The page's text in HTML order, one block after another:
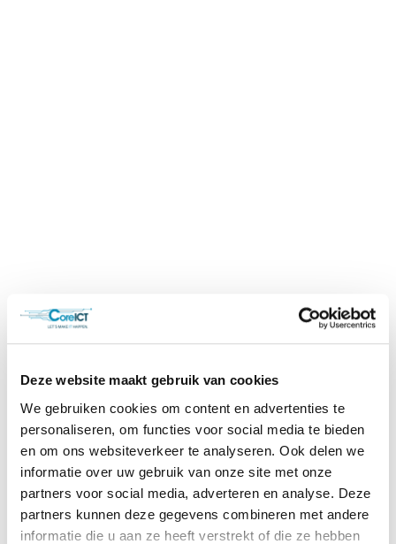
Deze website maakt gebruik van cookies
We gebruiken cookies om content en advertenties te
personaliseren, om functies voor social media te bieden
en om ons websiteverkeer te analyseren. Ook delen we
informatie over uw gebruik van onze site met onze
partners voor social media, adverteren en analyse. Deze
partners kunnen deze gegevens combineren met andere
informatie die u aan ze heeft verstrekt of die ze hebben